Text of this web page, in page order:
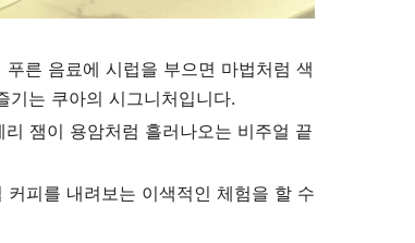
푸른 음료에 시럽을 부으면 마법처럼 색
기는 쿠아의 시그니처입니다.
잼이 용암처럼 흘러나오는 비주얼 끝
커피를 내려보는 이색적인 체험을 할 수